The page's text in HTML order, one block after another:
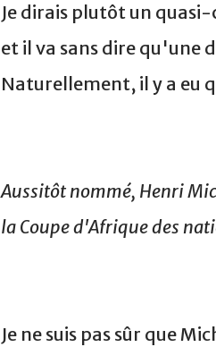
Je dirais plutôt un quasi-
et il va sans dire qu'une
Naturellement, il y a eu
Aussitôt nommé, Henri
la Coupe d'Afrique des
Je ne suis pas sûr que